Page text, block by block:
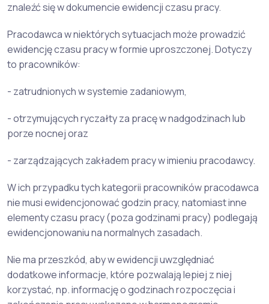
znaleźć się w dokumencie ewidencji czasu pracy.
Pracodawca w niektórych sytuacjach może prowadzić
ewidencję czasu pracy w formie uproszczonej. Dotyczy
to pracowników:
- zatrudnionych w systemie zadaniowym,
- otrzymujących ryczałty za pracę w nadgodzinach lub
porze nocnej oraz
- zarządzających zakładem pracy w imieniu pracodawcy.
W ich przypadku tych kategorii pracowników pracodawca
nie musi ewidencjonować godzin pracy, natomiast inne
elementy czasu pracy (poza godzinami pracy) podlegają
ewidencjonowaniu na normalnych zasadach.
Nie ma przeszkód, aby w ewidencji uwzględniać
dodatkowe informacje, które pozwalają lepiej z niej
korzystać, np. informację o godzinach rozpoczęcia i